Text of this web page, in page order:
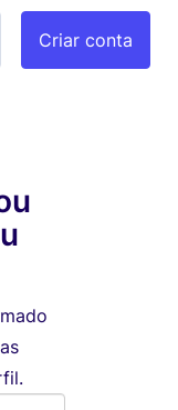
Criar conta